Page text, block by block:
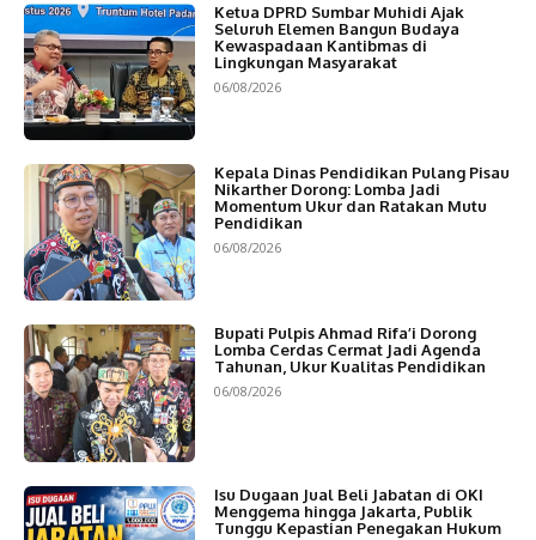
Ketua DPRD Sumbar Muhidi Ajak
Seluruh Elemen Bangun Budaya
Kewaspadaan Kantibmas di
Lingkungan Masyarakat
06/08/2026
Kepala Dinas Pendidikan Pulang Pisau
Nikarther Dorong: Lomba Jadi
Momentum Ukur dan Ratakan Mutu
Pendidikan
06/08/2026
Bupati Pulpis Ahmad Rifa’i Dorong
Lomba Cerdas Cermat Jadi Agenda
Tahunan, Ukur Kualitas Pendidikan
06/08/2026
Isu Dugaan Jual Beli Jabatan di OKI
Menggema hingga Jakarta, Publik
Tunggu Kepastian Penegakan Hukum